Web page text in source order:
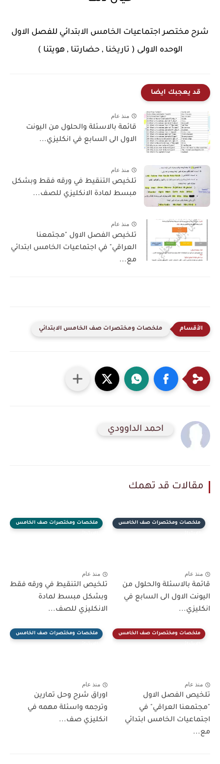
شرح مختصر اجتماعيات الخامس الابتدائي للفصل الاول
الوحده الاولى ( تاريخنا , حضارتنا , هويتنا )
قد يعجبك ايضا
منذ عام
قائمة بالاسئلة والحلول من اليونت
الاول الى السابع في انكليزي...
منذ عام
تلخيص التنقيط في ورقه فقط وبشكل
مبسط لمادة الانكليزي للصف...
منذ عام
تلخيص الفصل الاول "مجتمعنا
العراقي" في اجتماعيات الخامس ابتدائي
مع...
ملخصات ومختصرات صف الخامس الابتدائي
احمد الداوودي
مقالات قد تهمك
ملخصات ومختصرات صف الخامس
منذ عام
قائمة بالاسئلة والحلول من
اليونت الاول الى السابع في
انكليزي...
ملخصات ومختصرات صف الخامس
منذ عام
تلخيص التنقيط في ورقه فقط
وبشكل مبسط لمادة
الانكليزي للصف...
ملخصات ومختصرات صف الخامس
منذ عام
تلخيص الفصل الاول
"مجتمعنا العراقي" في
اجتماعيات الخامس ابتدائي
مع...
ملخصات ومختصرات صف الخامس
منذ عام
اوراق شرح وحل تمارين
وترجمه واسئلة مهمه في
انكليزي صف...